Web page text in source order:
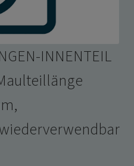
INNENTEIL